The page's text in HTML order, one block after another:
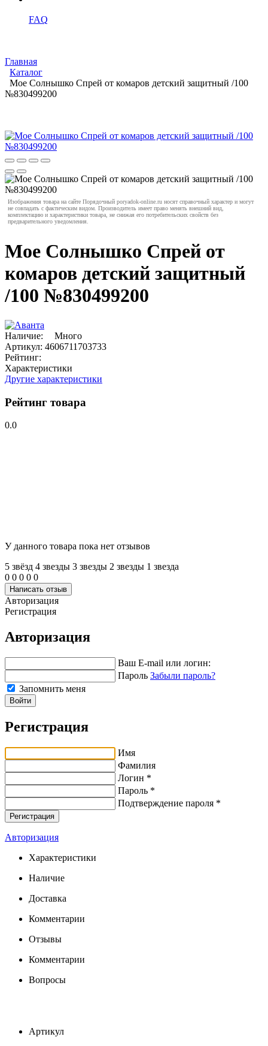
FAQ
Главная
Каталог
Мое Cолнышко Спрей от комаров детский защитный /100
№830499200
Изображения товара на сайте Порядочный poryadok-online.ru носят справочный характер и могут
не совпадать с фактическим видом. Производитель имеет право менять внешний вид,
комплектацию и характеристики товара, не снижая его потребительских свойств без
предварительного уведомления.
Мое Cолнышко Спрей от
комаров детский защитный
/100 №830499200
Наличие:
Много
Артикул: 4606711703733
Рейтинг:
Характеристики
Другие характеристики
Рейтинг товара
0.0
У данного товара пока нет отзывов
5 звёзд 4 звeзды 3 звeзды 2 звeзды 1 звeзда
0 0 0 0 0
Написать отзыв
Авторизация
Регистрация
Авторизация
Ваш E-mail или логин:
Пароль Забыли пароль?
Запомнить меня
Войти
Регистрация
Имя
Фамилия
Логин *
Пароль *
Подтверждение пароля *
Авторизация
Характеристики
Наличие
Доставка
Комментарии
Отзывы
Комментарии
Вопросы
Артикул